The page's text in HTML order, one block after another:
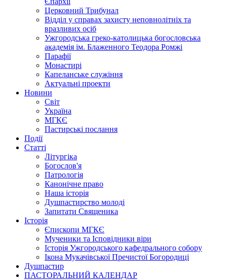
Церковний Трибунал
Відділ у справах захисту неповнолітніх та
вразливих осіб
Ужгородська греко-католицька богословська
академія ім. Блаженного Теодора Ромжі
Парафії
Монастирі
Капеланське служіння
Актуальні проекти
Новини
Світ
Україна
МГКЄ
Пастирські послання
Події
Статті
Літургіка
Богослов'я
Патрологія
Канонічне право
Наша історія
Душпастирство молоді
Запитати Священика
Історія
Єпископи МГКЄ
Мученики та Ісповідники віри
Історія Ужгородського кафедрального собору
Ікона Мукачівської Пречистої Богородиці
Душпастир
ПАСТОРАЛЬНИЙ КАЛЕНДАР